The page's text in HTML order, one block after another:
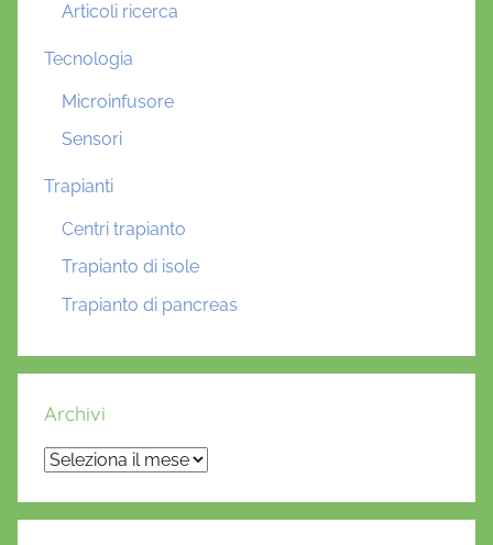
Articoli ricerca
Tecnologia
Microinfusore
Sensori
Trapianti
Centri trapianto
Trapianto di isole
Trapianto di pancreas
Archivi
Archivi